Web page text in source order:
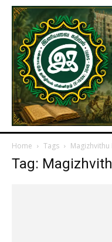
Home Tags
Tag: